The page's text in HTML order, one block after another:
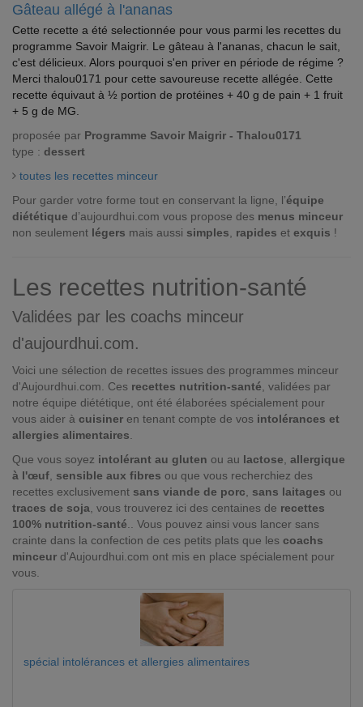
Gâteau allégé à l'ananas
Cette recette a été selectionnée pour vous parmi les recettes du
programme Savoir Maigrir. Le gâteau à l'ananas, chacun le sait,
c'est délicieux. Alors pourquoi s'en priver en période de régime ?
Merci thalou0171 pour cette savoureuse recette allégée. Cette
recette équivaut à ½ portion de protéines + 40 g de pain + 1 fruit
+ 5 g de MG.
proposée par Programme Savoir Maigrir - Thalou0171
type : dessert
toutes les recettes minceur
Pour garder votre forme tout en conservant la ligne, l’équipe
diététique d’aujourdhui.com vous propose des menus minceur
non seulement légers mais aussi simples rapides et exquis !
Les recettes nutrition-santé
Validées par les coachs minceur
d'aujourdhui.com.
Voici une sélection de recettes issues des programmes minceur
d'Aujourdhui.com. Ces recettes nutrition-santé , validées par
notre équipe diététique, ont été élaborées spécialement pour
vous aider à cuisiner en tenant compte de vos intolérances et
allergies alimentaires
Que vous soyez intolérant au gluten ou au lactose allergique
à l'œuf sensible aux fibres ou que vous recherchiez des
recettes exclusivement sans viande de porc sans laitages ou
traces de soja , vous trouverez ici des centaines de recettes
100% nutrition-santé .. Vous pouvez ainsi vous lancer sans
crainte dans la confection de ces petits plats que les coachs
minceur d'Aujourdhui.com ont mis en place spécialement pour
vous.
spécial intolérances et allergies alimentaires